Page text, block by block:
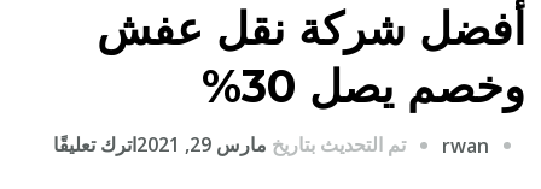
أفضل شركة نقل عفش
وخصم يصل 30%
rwan تم التحديث بتاريخ مارس 29, 2021 اترك تعليقًا